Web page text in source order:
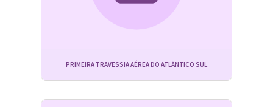
PRIMEIRA TRAVESSIA AÉREA DO ATLÂNTICO SUL